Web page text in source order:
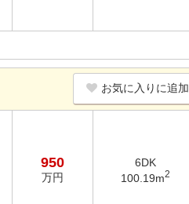
お気に入りに追加
950
万円
6DK
100.19m2